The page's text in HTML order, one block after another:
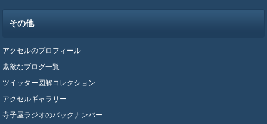
その他
アクセルのプロフィール
素敵なブログ一覧
ツイッター図解コレクション
アクセルギャラリー
寺子屋ラジオのバックナンバー